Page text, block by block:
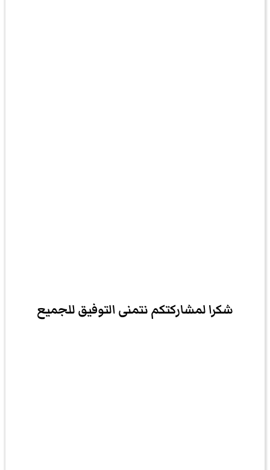
شكرا لمشاركتكم نتمنى التوفيق للجميع